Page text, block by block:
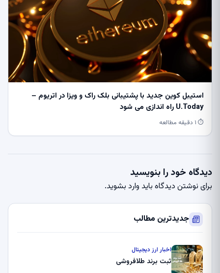
استیبل کوین جدید با پشتیبانی بلک راک و ویزا در اتریوم –
U.Today راه اندازی می شود
⏱ ۱ دقیقه مطالعه
دیدگاه خود را بنویسید
برای نوشتن دیدگاه باید وارد بشوید.
جدیدترین مطالب
اخبار ارز دیجیتال
ثبت برند طلافروشی